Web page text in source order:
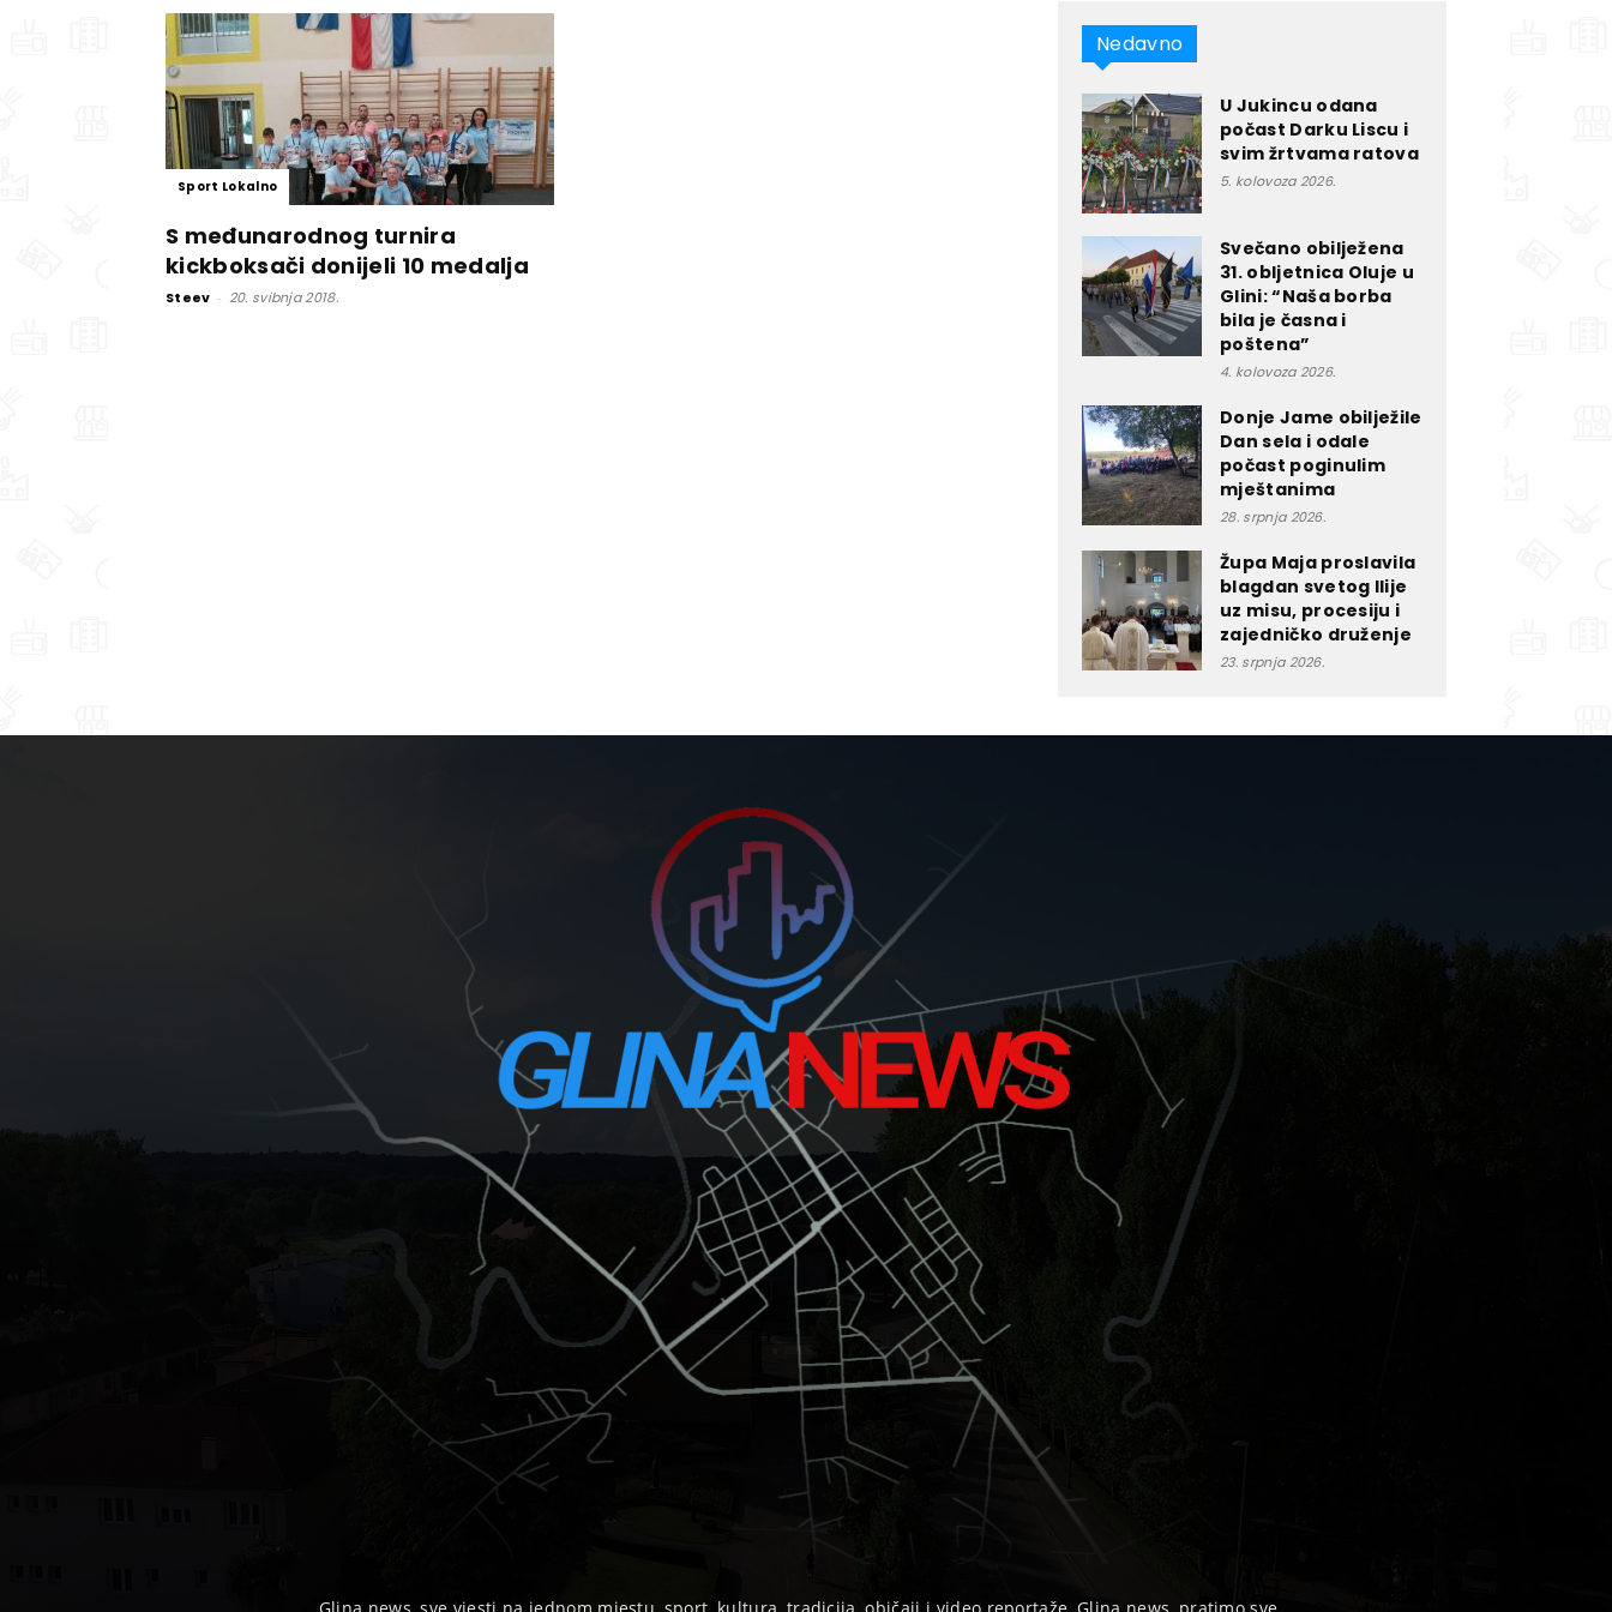
Sport Lokalno
S međunarodnog turnira
kickboksači donijeli 10 medalja
Steev - 20. svibnja 2018.
Nedavno
U Jukincu odana
počast Darku Liscu i
svim žrtvama ratova
5. kolovoza 2026.
Svečano obilježena
31. obljetnica Oluje u
Glini: “Naša borba
bila je časna i
poštena”
4. kolovoza 2026.
Donje Jame obilježile
Dan sela i odale
počast poginulim
mještanima
28. srpnja 2026.
Župa Maja proslavila
blagdan svetog Ilije
uz misu, procesiju i
zajedničko druženje
23. srpnja 2026.